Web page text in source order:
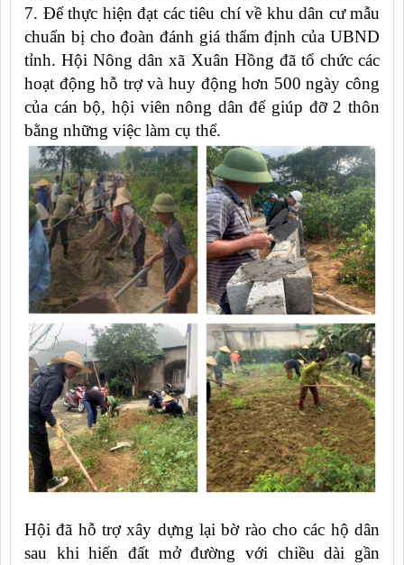
7. Để thực hiện đạt các tiêu chí về khu dân cư mẫu
chuẩn bị cho đoàn đánh giá thẩm định của UBND
tỉnh. Hội Nông dân xã Xuân Hồng đã tổ chức các
hoạt động hỗ trợ và huy động hơn 500 ngày công
của cán bộ, hội viên nông dân để giúp đỡ 2 thôn
bằng những việc làm cụ thể.
Hội đã hỗ trợ xây dựng lại bờ rào cho các hộ dân
sau khi hiến đất mở đường với chiều dài gần